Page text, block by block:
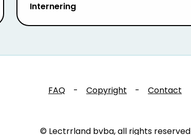
Internering
FAQ - Copyright - Contact
© Lectrrland bvba, all rights reserved